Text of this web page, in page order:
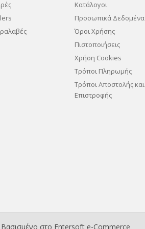
Κατάλογοι
Προσωπικά Δεδομένα
Όροι Χρήσης
Πιστοποιήσεις
Χρήση Cookies
Τρόποι Πληρωμής
Τρόποι Αποστολής και
Επιστροφής
στο Entersoft e-Commerce